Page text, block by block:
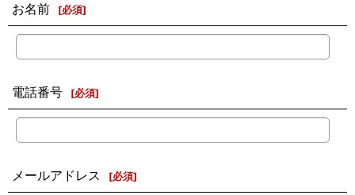
お名前 [必須]
電話番号 [必須]
メールアドレス [必須]